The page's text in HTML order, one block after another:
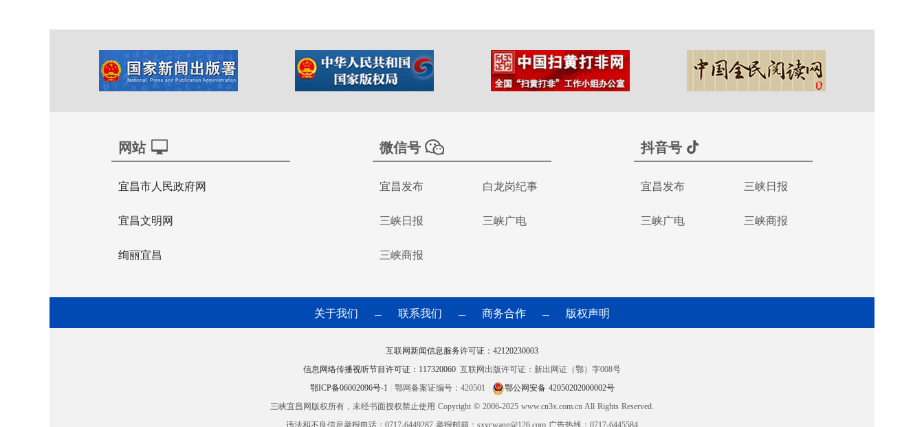
网站
宜昌市人民政府网
宜昌文明网
绚丽宜昌
微信号
宜昌发布 白龙岗纪事
三峡日报 三峡广电
三峡商报
抖音号
宜昌发布 三峡日报
三峡广电 三峡商报
关于我们 — 联系我们 — 商务合作 — 版权声明
互联网新闻信息服务许可证：42120230003
信息网络传播视听节目许可证：117320060 互联网出版许可证：新出网证（鄂）字008号
鄂ICP备06002096号-1
鄂网备案证编号：420501
鄂公网安备 42050202000002号
三峡宜昌网版权所有，未经书面授权禁止使用 Copyright © 2006-2025 www.cn3x.com.cn All Rights Reserved.
违法和不良信息举报电话：0717-6449287 举报邮箱：sxycwang@126.com 广告热线：0717-6445584